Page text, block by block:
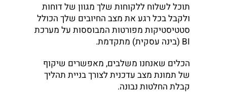
תוכל לשלוח ללקוחות שלך מגוון של דוחות
ולקבל בכל רגע את מצב החיובים שלך הכולל
סטטיסטיקות מפורטות המבוססות על מערכת
BI (בינה עסקית) מתקדמת.
הכלים שאנחנו משלבים, מאפשרים שיקוף
של תמונת מצב עדכנית לצורך בניית תהליך
קבלת החלטות נבונה.